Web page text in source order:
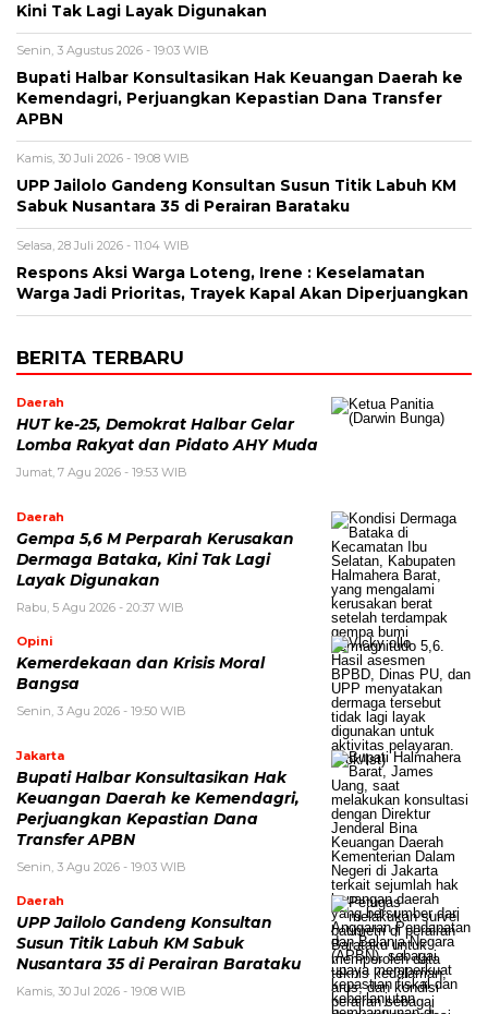
Kini Tak Lagi Layak Digunakan
Senin, 3 Agustus 2026 - 19:03 WIB
Bupati Halbar Konsultasikan Hak Keuangan Daerah ke
Kemendagri, Perjuangkan Kepastian Dana Transfer
APBN
Kamis, 30 Juli 2026 - 19:08 WIB
UPP Jailolo Gandeng Konsultan Susun Titik Labuh KM
Sabuk Nusantara 35 di Perairan Barataku
Selasa, 28 Juli 2026 - 11:04 WIB
Respons Aksi Warga Loteng, Irene : Keselamatan
Warga Jadi Prioritas, Trayek Kapal Akan Diperjuangkan
BERITA TERBARU
Daerah
HUT ke-25, Demokrat Halbar Gelar
Lomba Rakyat dan Pidato AHY Muda
Jumat, 7 Agu 2026 - 19:53 WIB
Daerah
Gempa 5,6 M Perparah Kerusakan
Dermaga Bataka, Kini Tak Lagi
Layak Digunakan
Rabu, 5 Agu 2026 - 20:37 WIB
Opini
Kemerdekaan dan Krisis Moral
Bangsa
Senin, 3 Agu 2026 - 19:50 WIB
Jakarta
Bupati Halbar Konsultasikan Hak
Keuangan Daerah ke Kemendagri,
Perjuangkan Kepastian Dana
Transfer APBN
Senin, 3 Agu 2026 - 19:03 WIB
Daerah
UPP Jailolo Gandeng Konsultan
Susun Titik Labuh KM Sabuk
Nusantara 35 di Perairan Barataku
Kamis, 30 Jul 2026 - 19:08 WIB